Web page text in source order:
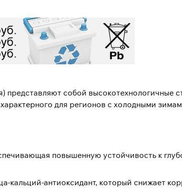
представляют собой высокотехнологичные
для регионов с холодными
повышенную устойчивость к
кальций-антиоксидант, который снижает